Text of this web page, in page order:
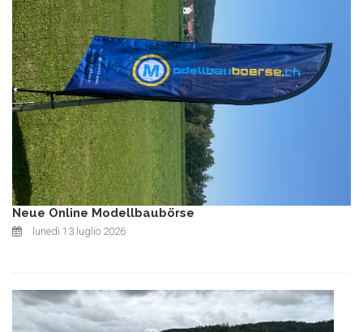
Neue Online Modellbaubörse
lunedì 13 luglio 2026